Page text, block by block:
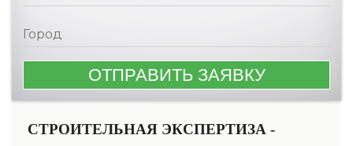
СТРОИТЕЛЬНАЯ ЭКСПЕРТИЗА -